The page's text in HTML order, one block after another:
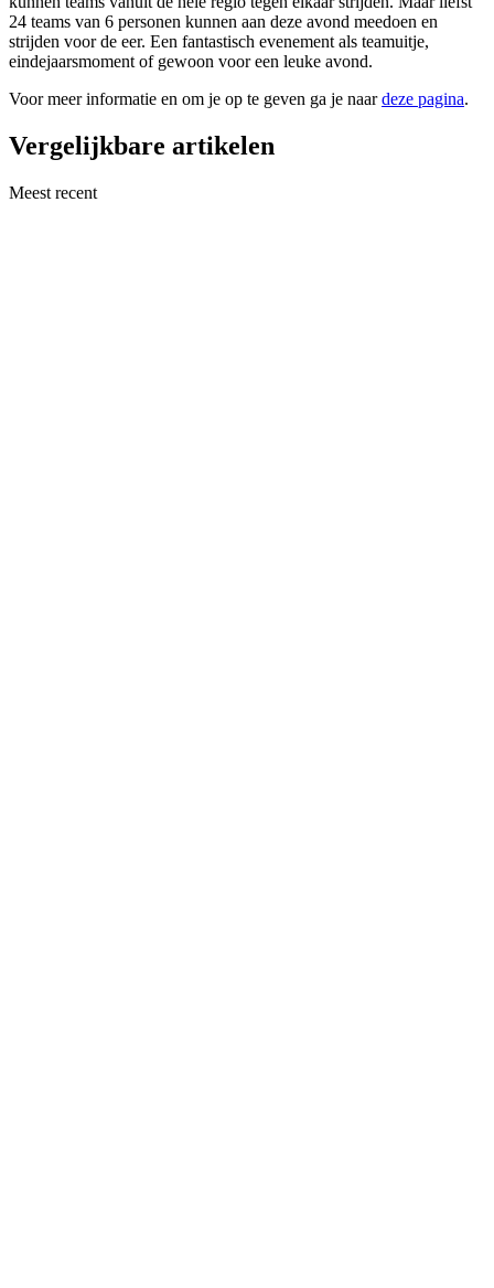
24 teams van 6 personen kunnen aan deze avond meedoen en
strijden voor de eer. Een fantastisch evenement als teamuitje,
eindejaarsmoment of gewoon voor een leuke avond.
Voor meer informatie en om je op te geven ga je naardeze pagina.
Vergelijkbare artikelen
Meest recent